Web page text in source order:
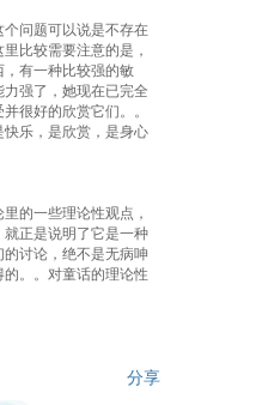
问题可以说是不存在
比较需要注意的是，
有一种比较强的敏
强了，她现在已完全
很好的欣赏它们。。
乐，是欣赏，是身心
的一些理论性观点，
正是说明了它是一种
讨论，绝不是无病呻
。。对童话的理论性
分享